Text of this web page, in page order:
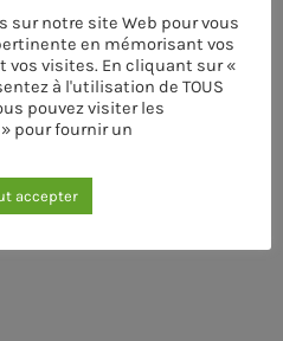
email
sur notre site Web pour vous
en mémorisant vos
vos visites. En cliquant sur «
à l'utilisation de TOUS
pouvez visiter les
pour fournir un
accepter